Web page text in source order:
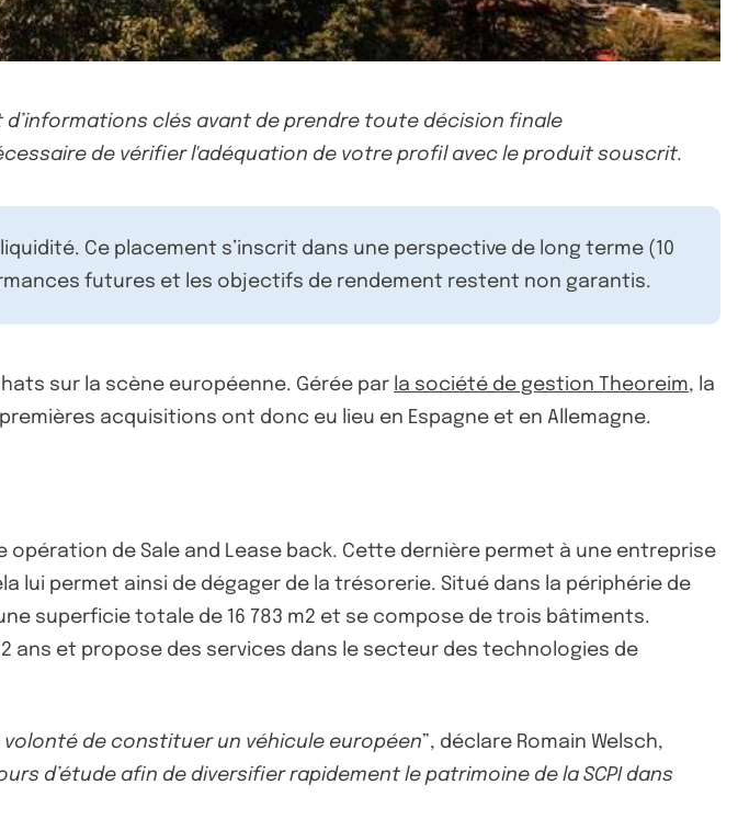
clés avant de prendre toute décision finale
de vérifier l'adéquation de votre profil avec le produit souscrit.
Ce placement s’inscrit dans une perspective de long terme (10
futures et les objectifs de rendement restent non garantis.
sur la scène européenne. Gérée par la société de gestion Theoreim, la
acquisitions ont donc eu lieu en Espagne et en Allemagne.
opération de Sale and Lease back. Cette dernière permet à une entreprise
permet ainsi de dégager de la trésorerie. Situé dans la périphérie de
superficie totale de 16 783 m2 et se compose de trois bâtiments.
ans et propose des services dans le secteur des technologies de
de constituer un véhicule européen”, déclare Romain Welsch,
d’étude afin de diversifier rapidement le patrimoine de la SCPI dans